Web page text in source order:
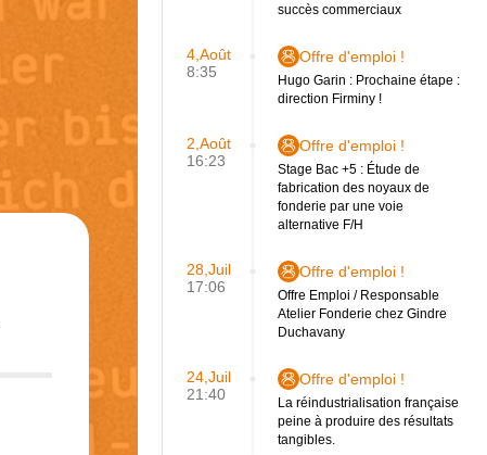
succès commerciaux
4,Août
8:35
Offre d'emploi !
Hugo Garin : Prochaine étape :
direction Firminy !
2,Août
16:23
Offre d'emploi !
Stage Bac +5 : Étude de
fabrication des noyaux de
fonderie par une voie
alternative F/H
28,Juil
17:06
Offre d'emploi !
Offre Emploi / Responsable
Atelier Fonderie chez Gindre
Duchavany
24,Juil
21:40
Offre d'emploi !
La réindustrialisation française
peine à produire des résultats
tangibles.